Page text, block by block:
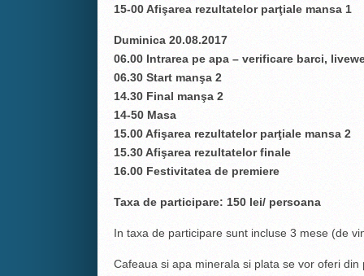
15-00 Afişarea rezultatelor parţiale mansa 1
Duminica 20.08.2017
06.00 Intrarea pe apa – verificare barci,
06.30 Start manşa 2
14.30 Final manşa 2
14-50 Masa
15.00 Afişarea rezultatelor parţiale mansa 2
15.30 Afişarea rezultatelor finale
16.00 Festivitatea de premiere
Taxa de participare: 150 lei/ persoana
In taxa de participare sunt incluse 3 mese (de
Cafeaua si apa minerala si plata se vor oferi din